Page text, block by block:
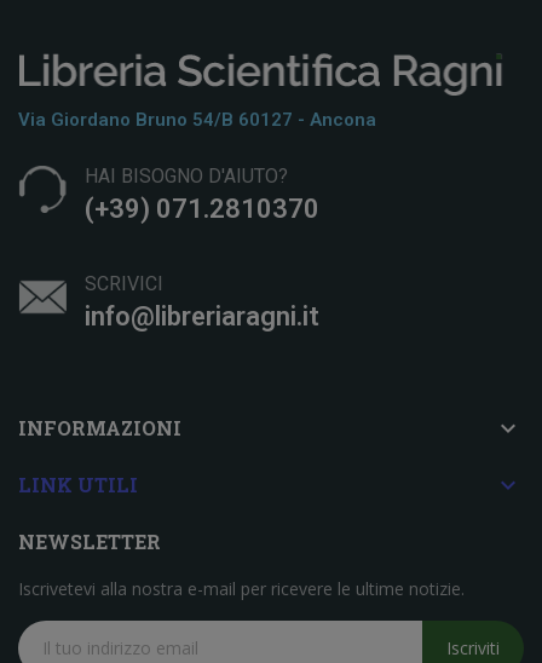
Via Giordano Bruno 54/b 60127 - Ancona
HAI BISOGNO D'AIUTO?
(+39) 071.2810370
SCRIVICI
info@libreriaragni.it
INFORMAZIONI 
LINK UTILI 
NEWSLETTER
Iscrivetevi alla nostra e-mail per ricevere le ultime notizie.
Iscriviti